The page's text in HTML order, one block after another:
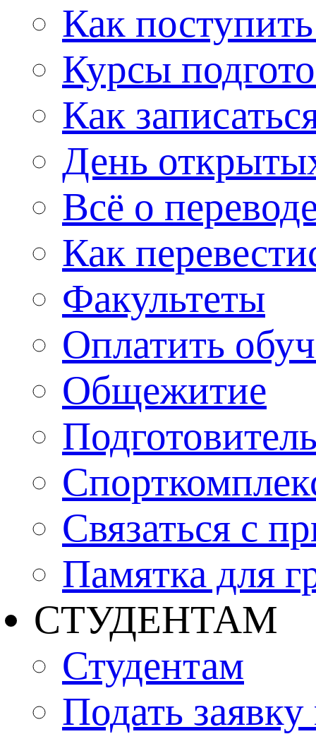
Как
Курсы
Как
День
Всё о
Как
Факультеты
Оплатить
Общежитие
Связаться с
Памятка для
СТУДЕНТАМ
Студентам
Подать